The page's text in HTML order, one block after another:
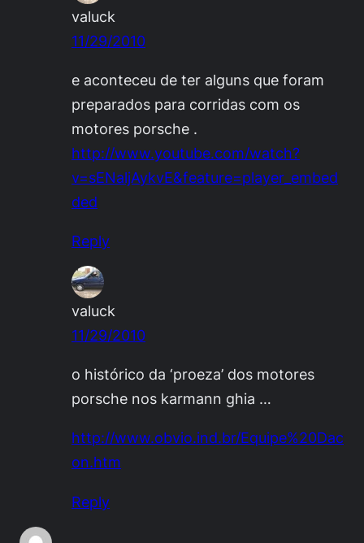
valuck
11/29/2010
e aconteceu de ter alguns que foram
preparados para corridas com os
motores porsche .
http://www.youtube.com/watch?
v=sENaljAykvE&feature=player_embed
ded
Reply
valuck
11/29/2010
o histórico da ‘proeza’ dos motores
porsche nos karmann ghia …
http://www.obvio.ind.br/Equipe%20Dac
on.htm
Reply